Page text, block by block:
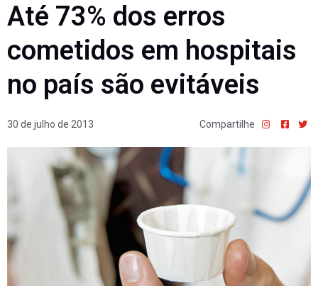
Até 73% dos erros
cometidos em hospitais
no país são evitáveis
30 de julho de 2013 Compartilhe